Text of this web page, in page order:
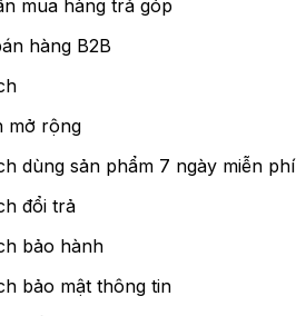
mua hàng trả góp
hàng B2B
mở rộng
dùng sản phẩm 7 ngày miễn phí
đổi trả
bảo hành
bảo mật thông tin